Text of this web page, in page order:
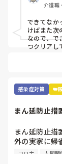
介護職
できてなか
けばまた次
なので、で
つクリアし
感染症対策 👑
まん延防止措
まん延防止措
外の実家に帰
兄が介護職
コロナ 人間関